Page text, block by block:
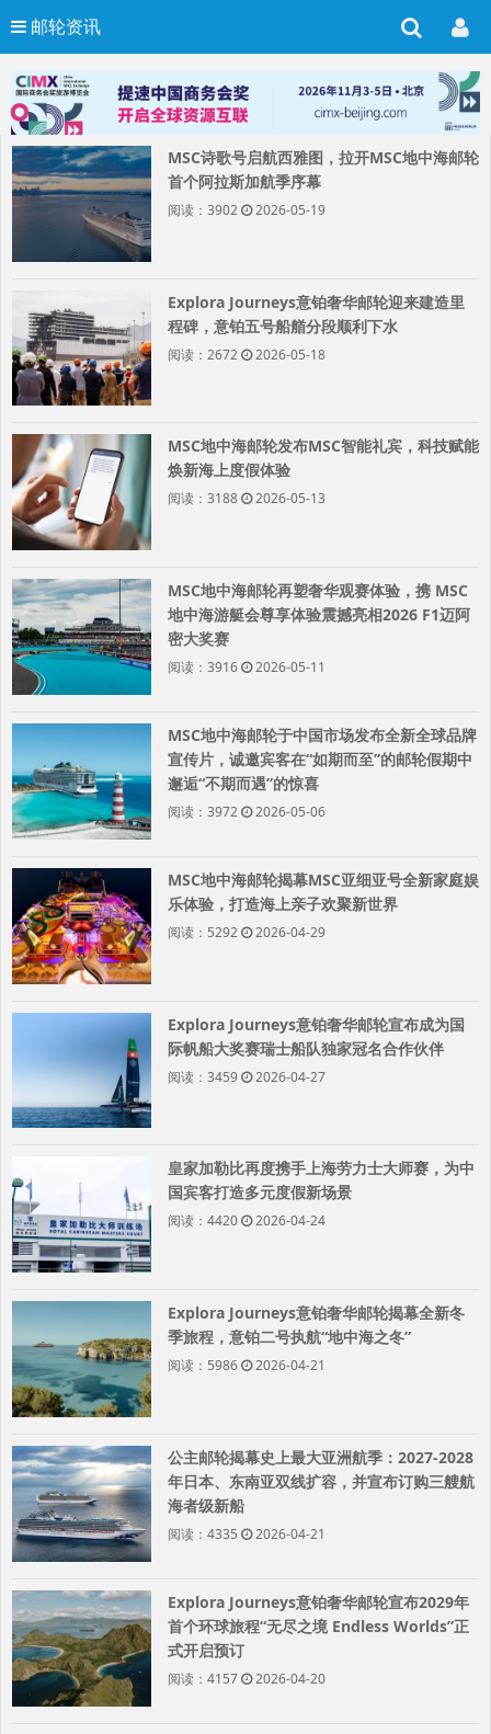
邮轮资讯
MSC诗歌号启航西雅图，拉开MSC地中海邮轮
首个阿拉斯加航季序幕
阅读：3902 2026-05-19
Explora Journeys意铂奢华邮轮迎来建造里
程碑，意铂五号船艏分段顺利下水
阅读：2672 2026-05-18
MSC地中海邮轮发布MSC智能礼宾，科技赋能
焕新海上度假体验
阅读：3188 2026-05-13
MSC地中海邮轮再塑奢华观赛体验，携 MSC
地中海游艇会尊享体验震撼亮相2026 F1迈阿
密大奖赛
阅读：3916 2026-05-11
MSC地中海邮轮于中国市场发布全新全球品牌
宣传片，诚邀宾客在“如期而至”的邮轮假期中
邂逅“不期而遇”的惊喜
阅读：3972 2026-05-06
MSC地中海邮轮揭幕MSC亚细亚号全新家庭娱
乐体验，打造海上亲子欢聚新世界
阅读：5292 2026-04-29
Explora Journeys意铂奢华邮轮宣布成为国
际帆船大奖赛瑞士船队独家冠名合作伙伴
阅读：3459 2026-04-27
皇家加勒比再度携手上海劳力士大师赛，为中
国宾客打造多元度假新场景
阅读：4420 2026-04-24
Explora Journeys意铂奢华邮轮揭幕全新冬
季旅程，意铂二号执航“地中海之冬”
阅读：5986 2026-04-21
公主邮轮揭幕史上最大亚洲航季：2027-2028
年日本、东南亚双线扩容，并宣布订购三艘航
海者级新船
阅读：4335 2026-04-21
Explora Journeys意铂奢华邮轮宣布2029年
首个环球旅程“无尽之境 Endless Worlds”正
式开启预订
阅读：4157 2026-04-20